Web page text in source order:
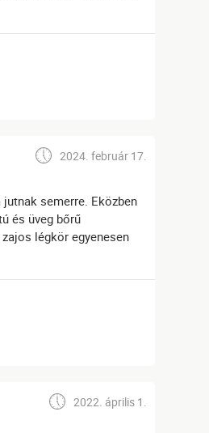
2024. február 17.
semerre. Eközben
és üveg bőrű
légkör egyenesen
2022. április 1.